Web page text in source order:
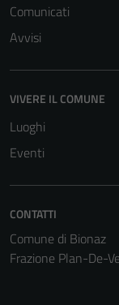
Comunicati
Avvisi
VIVERE IL COMUNE
Luoghi
Eventi
CONTATTI
Comune di Bionaz
Frazione Plan-De-